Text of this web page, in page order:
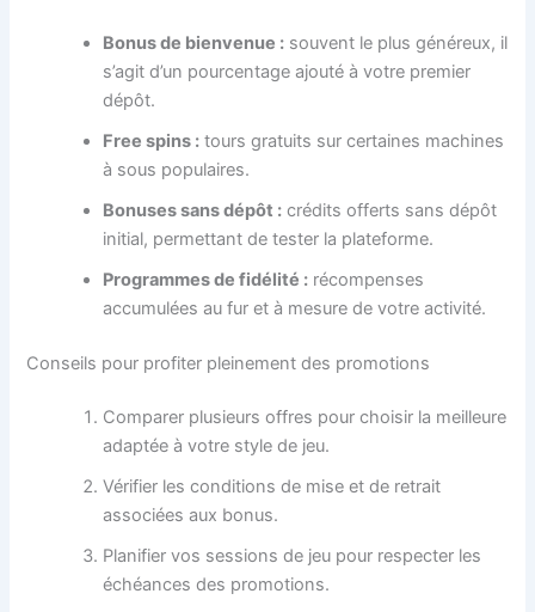
Bonus de bienvenue : souvent le plus généreux, il
s’agit d’un pourcentage ajouté à votre premier
dépôt.
Free spins : tours gratuits sur certaines machines
à sous populaires.
Bonuses sans dépôt : crédits offerts sans dépôt
initial, permettant de tester la plateforme.
Programmes de fidélité : récompenses
accumulées au fur et à mesure de votre activité.
Conseils pour profiter pleinement des promotions
Comparer plusieurs offres pour choisir la meilleure
adaptée à votre style de jeu.
Vérifier les conditions de mise et de retrait
associées aux bonus.
Planifier vos sessions de jeu pour respecter les
échéances des promotions.